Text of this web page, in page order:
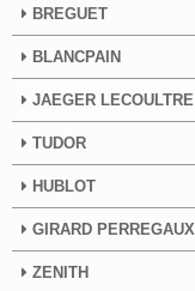
BREGUET
BLANCPAIN
JAEGER LECOULTRE
TUDOR
HUBLOT
GIRARD PERREGAUX
ZENITH